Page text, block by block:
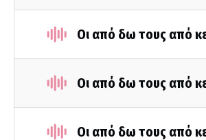
Οι από δω τους από
Οι από δω τους από
Οι από δω τους από